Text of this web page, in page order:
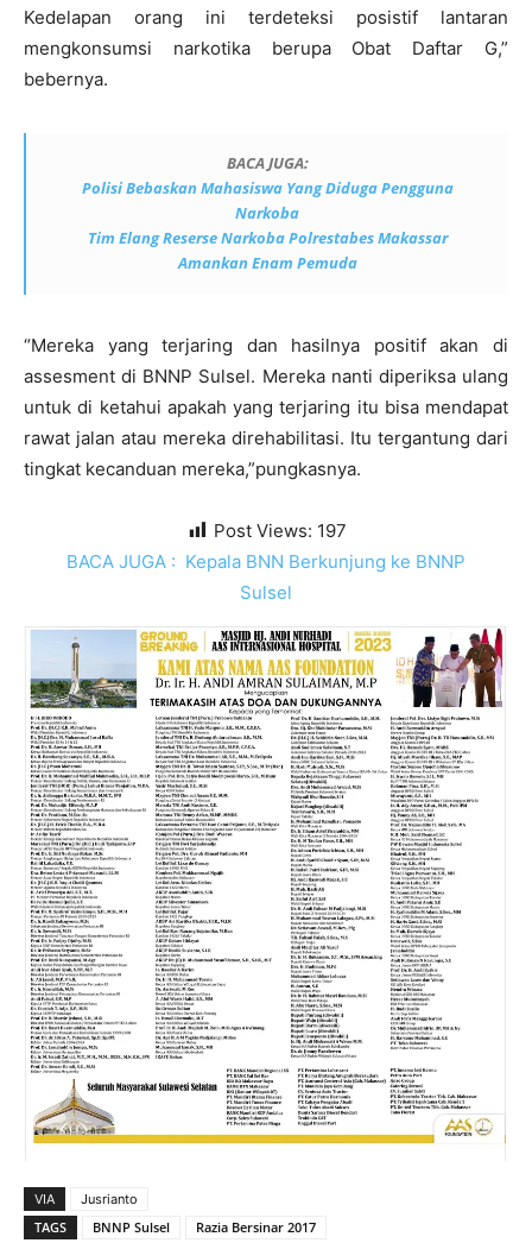
Kedelapan orang ini terdeteksi posistif lantaran
mengkonsumsi narkotika berupa Obat Daftar G,”
bebernya.
BACA JUGA:
Polisi Bebaskan Mahasiswa Yang Diduga Pengguna
Narkoba
Tim Elang Reserse Narkoba Polrestabes Makassar
Amankan Enam Pemuda
“Mereka yang terjaring dan hasilnya positif akan di
assesment di BNNP Sulsel. Mereka nanti diperiksa ulang
untuk di ketahui apakah yang terjaring itu bisa mendapat
rawat jalan atau mereka direhabilitasi. Itu tergantung dari
tingkat kecanduan mereka,”pungkasnya.
Post Views: 197
BACA JUGA : Kepala BNN Berkunjung ke BNNP
Sulsel
VIA Jusrianto
TAGS BNNP Sulsel Razia Bersinar 2017